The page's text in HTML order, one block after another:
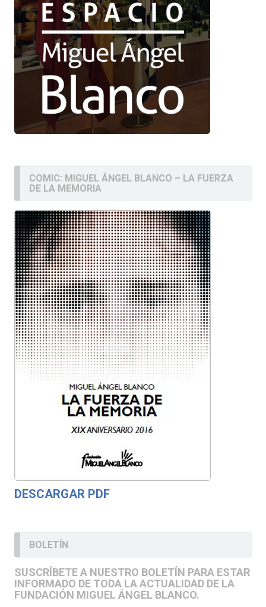
COMIC: MIGUEL ÁNGEL BLANCO – LA FUERZA
DE LA MEMORIA
DESCARGAR PDF
BOLETÍN
SUSCRÍBETE A NUESTRO BOLETÍN PARA ESTAR
INFORMADO DE TODA LA ACTUALIDAD DE LA
FUNDACIÓN MIGUEL ÁNGEL BLANCO.